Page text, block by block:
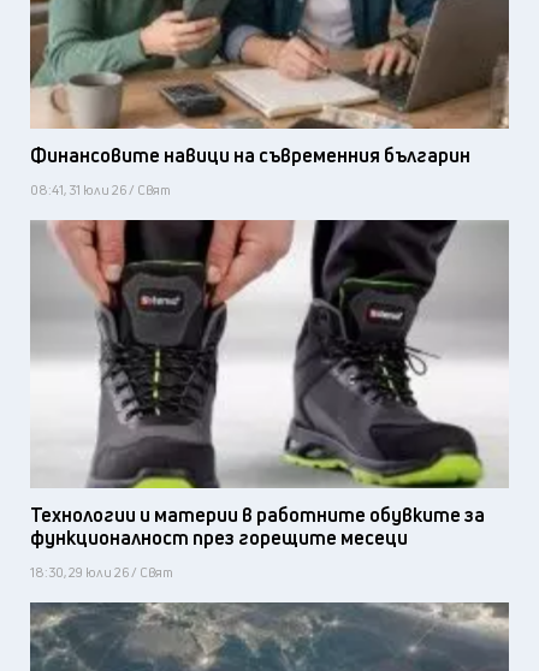
Финансовите навици на съвременния българин
08:41, 31 юли 26 / Свят
Технологии и материи в работните обувките за
функционалност през горещите месеци
18:30, 29 юли 26 / Свят